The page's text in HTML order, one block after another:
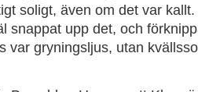
soligt, även om det var
snappat upp det, och
var gryningsljus, utan